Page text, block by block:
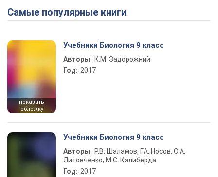
Самые популярные книги
показать
обложку
Учебники Биология 9 класс
Авторы: К.М. Задорожний
Год: 2017
Учебники Биология 9 класс
Авторы: Р.В. Шаламов, Г.А. Носов, О.А.
Литовченко, М.С. Калиберда
Год: 2017